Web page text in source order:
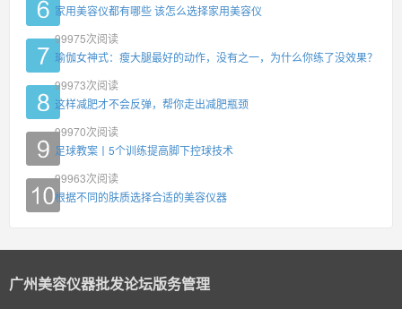
家用美容仪都有哪些 该怎么选择家用美容仪
99975次阅读
瑜伽女神式：瘦大腿最好的动作，没有之一，为什么你练了没效果？
99973次阅读
这样减肥才不会反弹，帮你走出减肥瓶颈
99970次阅读
足球教案丨5个训练提高脚下控球技术
99963次阅读
根据不同的肤质选择合适的美容仪器
广州美容仪器批发论坛版务管理